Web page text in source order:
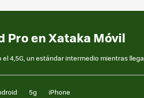
Pro en Xataka Móvil
4,5G, un estándar intermedio mientras
5g iPhone